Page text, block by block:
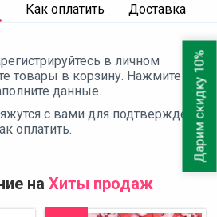
Как оплатить Доставка
в личном
товары в корзину. Нажмите
данные.
с вами для подтверждения
оплатить.
на Хиты продаж
Дарим скидку 10%